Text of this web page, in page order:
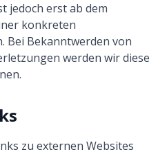
jedoch erst ab dem
konkreten
Bei Bekanntwerden von
werden wir diese
zu externen Websites